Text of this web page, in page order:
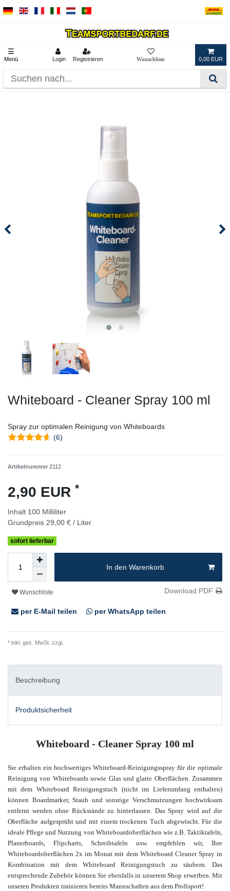
☰
Menü Login Registrieren 0,00 EUR
Whiteboard - Cleaner Spray 100 ml
Spray zur optimalen Reinigung von Whiteboards
(6)
Artikelnummer 2112
2,90 EUR *
Inhalt 100 Milliliter
Grundpreis 29,00 € / Liter
sofort lieferbar
In den Warenkorb
Wunschliste Download PDF
per E-Mail teilen per WhatsApp teilen
* inkl. ges. MwSt. zzgl.
Beschreibung
Produktsicherheit
Whiteboard - Cleaner Spray 100 ml
Sie erhalten ein hochwertiges Whiteboard-Reinigungsspray für die optimale
Reinigung von Whiteboards sowie Glas und glatte Oberflächen. Zusammen
mit dem Whiteboard Reinigungstuch (nicht im Lieferumfang enthalten)
können Boardmarker, Staub und sonstige Verschmutzungen hochwirksam
entfernt werden ohne Rückstände zu hinterlassen. Das Spray wird auf die
Oberfläche aufgesprüht und mit einem trockenen Tuch abgewischt.Für die
ideale Pflege und Nutzung von Whiteboardoberflächen wie z.B. Taktiktafeln,
Planerboards, Flipcharts, Schreibtafeln usw. empfehlen wir, Ihre
Whiteboardoberflächen 2x im Monat mit dem Whiteboard Cleaner Spray in
Kombination mit dem Whiteboard Reinigungstuch zu säubern. Das
entsprechende Zubehör können Sie ebenfalls in unserem Shop erwerben. Mit
unseren Produkten trainieren bereits Mannschaften aus dem Profisport!